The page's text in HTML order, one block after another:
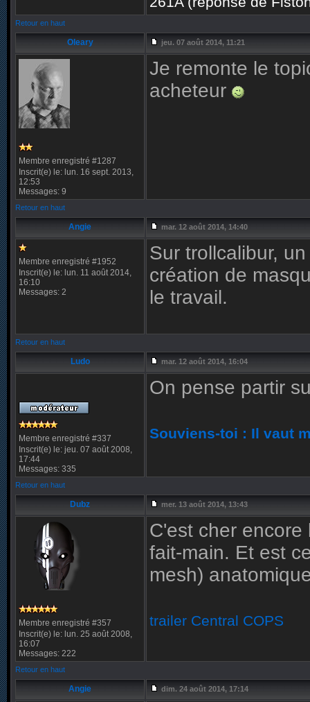
Retour en haut
Oleary jeu. 07 août 2014, 11:21
Membre enregistré #1287
Inscrit(e) le: lun. 16 sept. 2013,
12:53
Messages: 9
Je remonte le
acheteur
Retour en haut
Angie mar. 12 août 2014, 14:40
Membre enregistré #1952
Inscrit(e) le: lun. 11 août 2014,
16:10
Messages: 2
Sur trollcalibur,
création de
le travail.
Retour en haut
Ludo mar. 12 août 2014, 16:04
Membre enregistré #337
Inscrit(e) le: jeu. 07 août 2008,
17:44
Messages: 335
On pense partir
Souviens-toi : Il vaut
Retour en haut
Dubz mer. 13 août 2014, 13:43
Membre enregistré #357
Inscrit(e) le: lun. 25 août 2008,
16:07
Messages: 222
C'est cher
fait-main. Et est
mesh)
trailer Central COPS
Retour en haut
Angie dim. 24 août 2014, 17:14